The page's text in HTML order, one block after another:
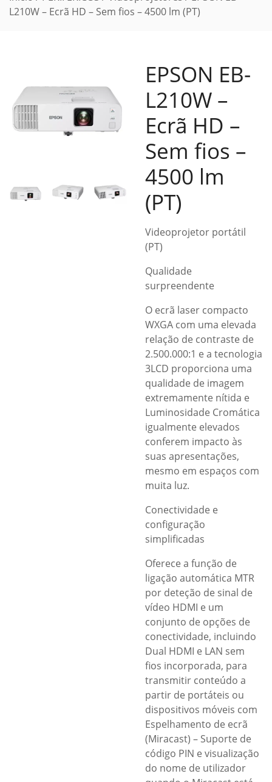
L210W – Ecrã HD – Sem fios – 4500 lm (PT)
EPSON EB-
L210W –
Ecrã HD –
Sem fios –
4500 lm
(PT)
Videoprojetor portátil
(PT)
Qualidade
surpreendente
O ecrã laser compacto
WXGA com uma elevada
relação de contraste de
2.500.000:1 e a tecnologia
3LCD proporciona uma
qualidade de imagem
extremamente nítida e
Luminosidade Cromática
igualmente elevados
conferem impacto às
suas apresentações,
mesmo em espaços com
muita luz.
Conectividade e
configuração
simplificadas
Oferece a função de
ligação automática MTR
por deteção de sinal de
vídeo HDMI e um
conjunto de opções de
conectividade, incluindo
Dual HDMI e LAN sem
fios incorporada, para
transmitir conteúdo a
partir de portáteis ou
dispositivos móveis com
Espelhamento de ecrã
(Miracast) – Suporte de
código PIN e visualização
do nome de utilizador